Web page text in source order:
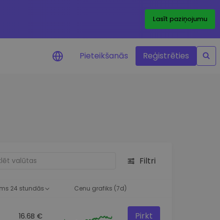
Lasīt paziņojumu
Pieteikšanās Reģistrēties
Filtri
24 stundās Cenu grafiks (7d)
16.6B € Pirkt